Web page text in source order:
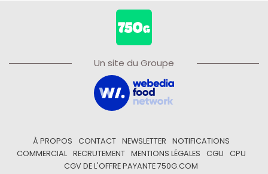
Un site du Groupe
À PROPOS CONTACT NEWSLETTER
NOTIFICATIONS
COMMERCIAL
RECRUTEMENT MENTIONS LÉGALES CGU
CPU
CGV DE L'OFFRE PAYANTE 750G.COM